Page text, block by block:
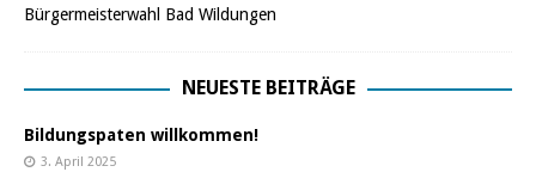
Bürgermeisterwahl Bad Wildungen
NEUESTE BEITRÄGE
Bildungspaten willkommen!
3. April 2025